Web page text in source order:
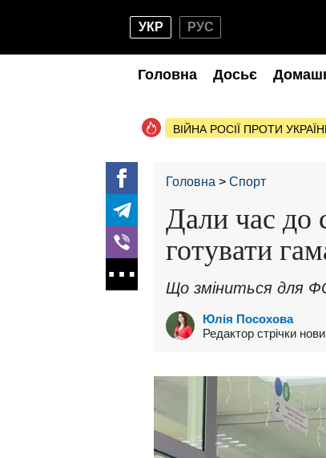
УКР РУС
Головна Досьє
ВІЙНА РОСІЇ ПРОТИ
Головна Спорт
Дали час до
готувати
Що зміниться для
Юлія Посохова
Редактор стрічки